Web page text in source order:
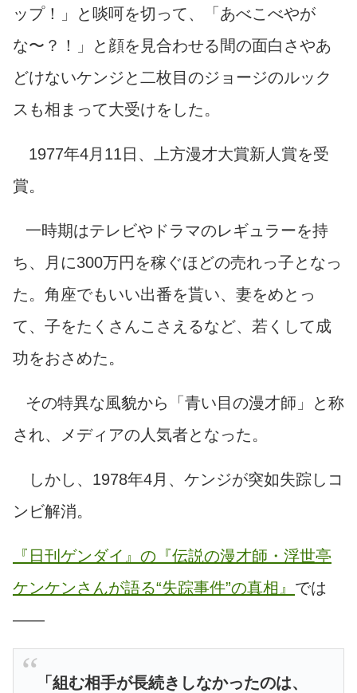
ップ！」と啖呵を切って、「あべこべやが
な〜？！」と顔を見合わせる間の面白さやあ
どけないケンジと二枚目のジョージのルック
スも相まって大受けをした。
1977年4月11日、上方漫才大賞新人賞を受
賞。
一時期はテレビやドラマのレギュラーを持
ち、月に300万円を稼ぐほどの売れっ子となっ
た。角座でもいい出番を貰い、妻をめとっ
て、子をたくさんこさえるなど、若くして成
功をおさめた。
その特異な風貌から「青い目の漫才師」と称
され、メディアの人気者となった。
しかし、1978年4月、ケンジが突如失踪しコ
ンビ解消。
『日刊ゲンダイ』の『伝説の漫才師・浮世亭
ケンケンさんが語る“失踪事件”の真相』 では
――
「組む相手が長続きしなかったのは、